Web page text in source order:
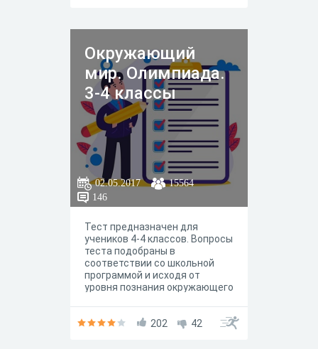
Окружающий
мир. Олимпиада.
3-4 классы
02.05.2017
15564
146
Тест предназначен для
учеников 4-4 классов. Вопросы
теста подобраны в
соответствии со школьной
программой и исходя от
уровня познания окружающего
202 42